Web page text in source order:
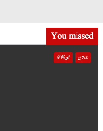
You missed
تازہ ترین خیبر پختونخوا